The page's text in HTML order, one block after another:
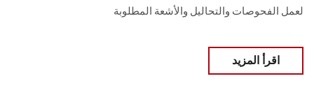
لعمل الفحوصات والتحاليل والأشعة المطلوبة
اقرأ المزيد